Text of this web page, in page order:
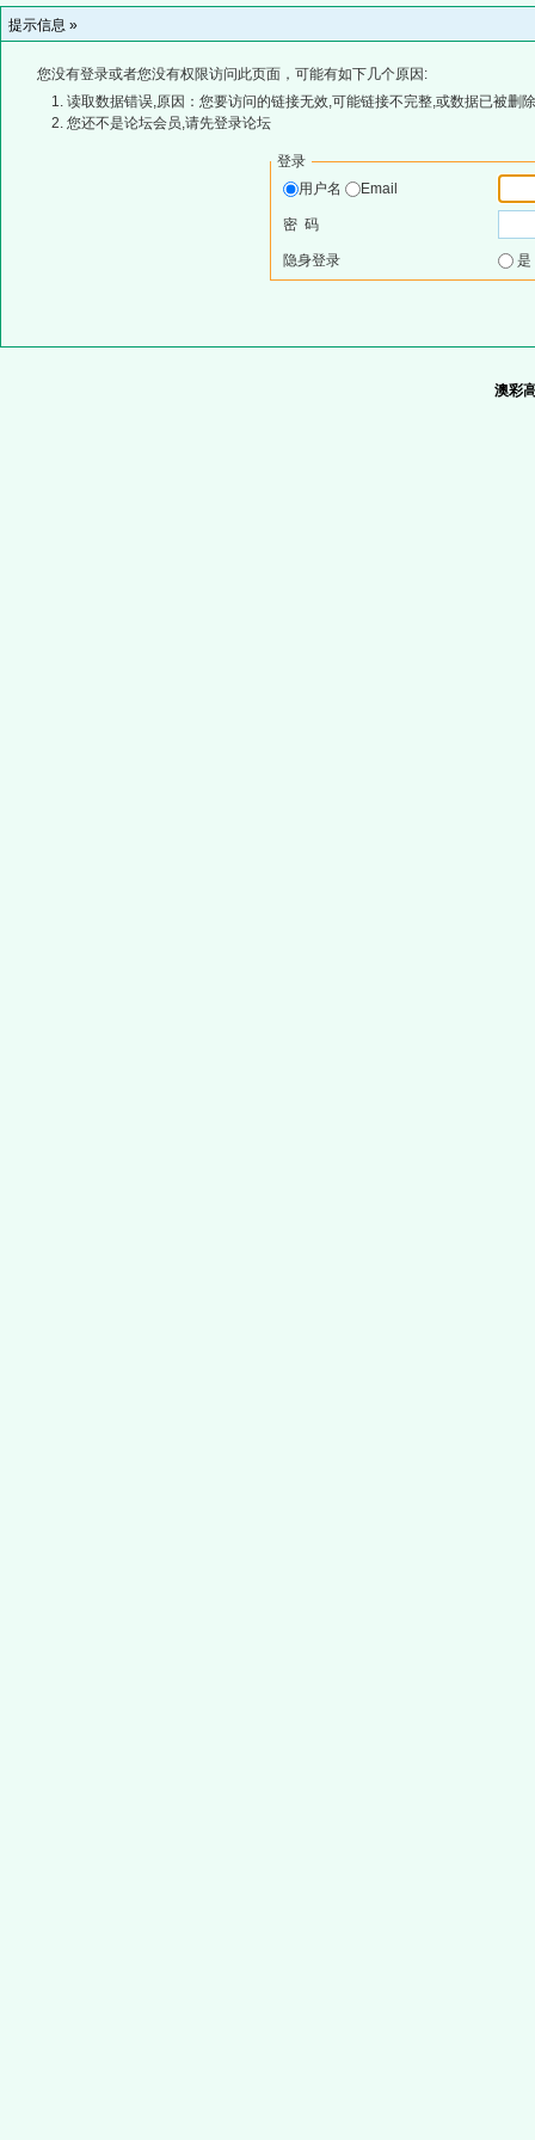
提示信息 »
您没有登录或者您没有权限访问此页面，可能有如下几个原因:
读取数据错误,原因：您要访问的链接无效,可能链接不完整,或数据已被删
您还不是论坛会员,请先登录论坛
登录
用户名
Email
密 码
隐身登录
澳彩